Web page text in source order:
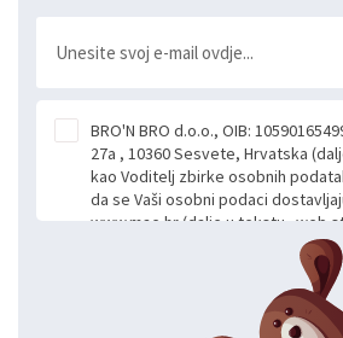
BRO'N BRO d.o.o., OIB:
27a , 10360 Sesvete, Hrvatska
kao Voditelj zbirke osobnih
da se Vaši osobni podaci
www.mae.hr (dalje u tekstu „web
obrađeni. Prihvaćanjem ove Izjave
slobodno i izričito dajete privolu
obradu Vaših osobnih podataka
putem ovih web stranica u svrhu